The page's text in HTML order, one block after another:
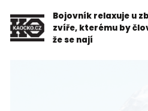
Bojovník relaxuje u
zvíře, kterému by
že se nají